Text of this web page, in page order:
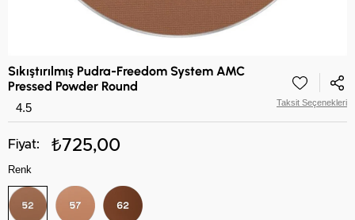
Sıkıştırılmış Pudra-Freedom System AMC
Pressed Powder Round
4.5
₺725,00
Taksit Seçenekleri
Renk